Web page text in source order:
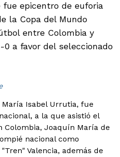
fue epicentro de euforia
la Copa del Mundo
entre Colombia y
0 a favor del seleccionado
Isabel Urrutia, fue
a la que asistió el
Colombia, Joaquín María de
nacional como
Valencia, además de